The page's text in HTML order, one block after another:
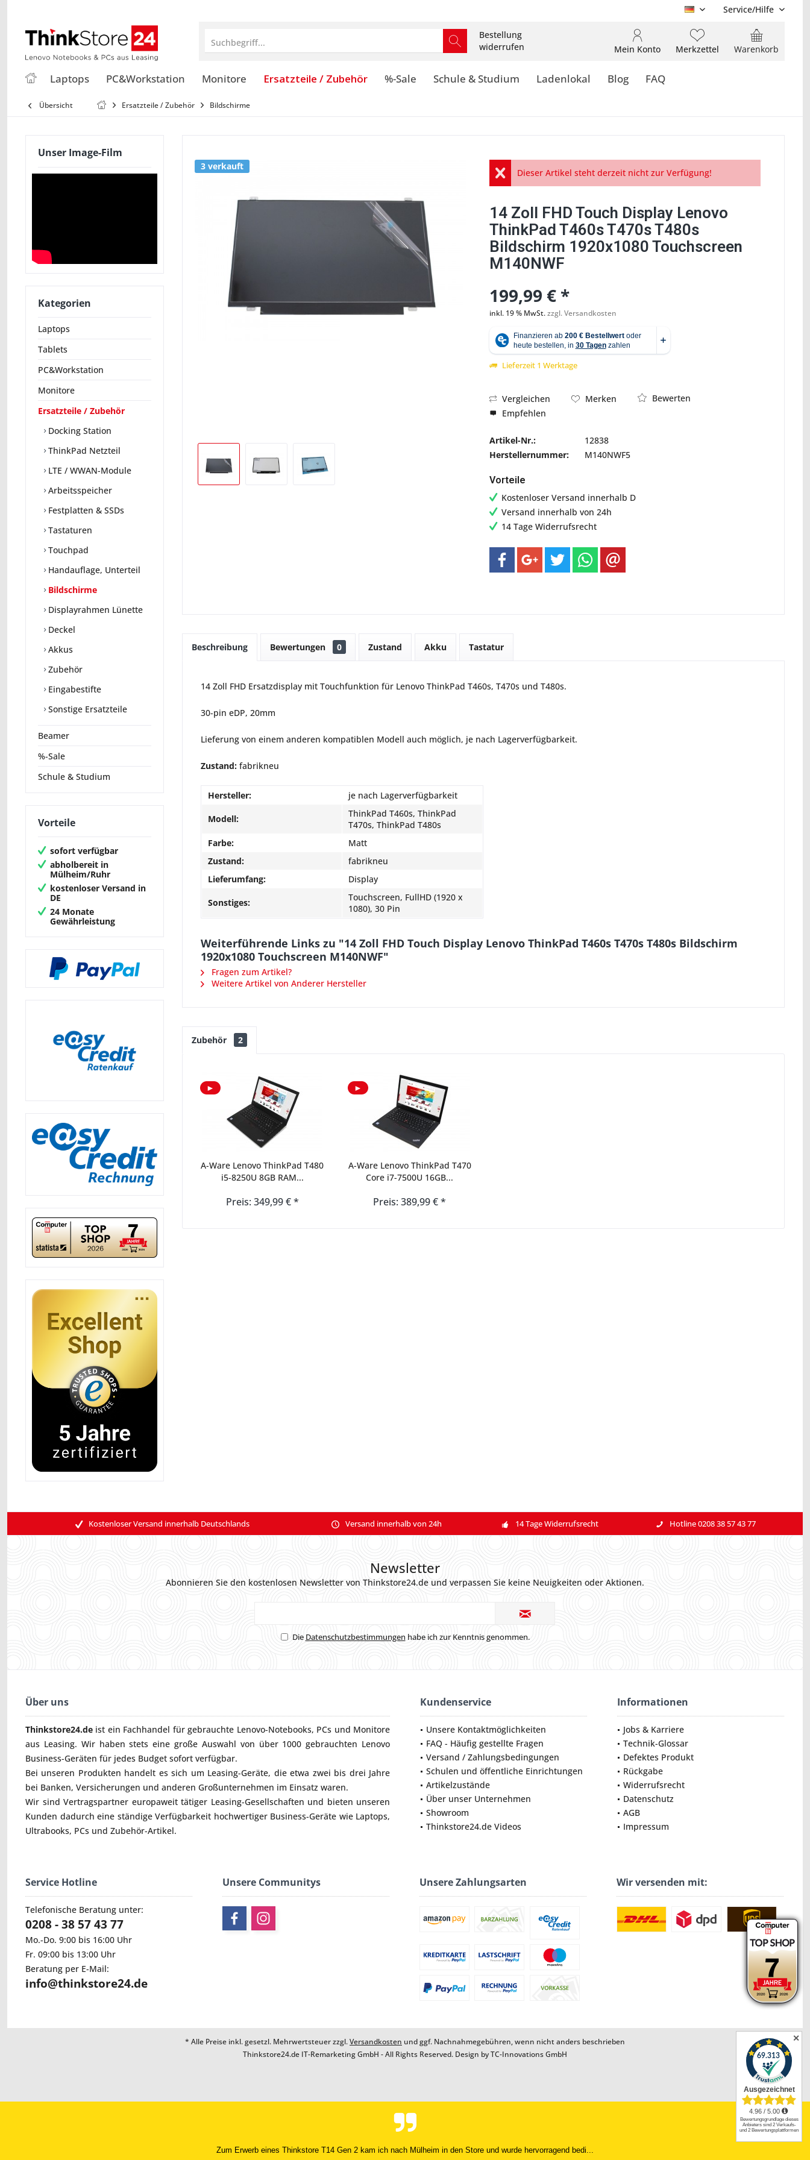
DE Service/Hilfe
Suchbegriff...
Bestellung
widerrufen
Warenkorb
Merkzettel
Mein Konto
Laptops PC&Workstation Monitore Ersatzteile / Zubehör %-Sale Schule & Studium Ladenlokal Blog FAQ
Übersicht Ersatzteile / Zubehör Bildschirme
Unser Image-Film
Kategorien
Laptops
Tablets
PC&Workstation
Monitore
Ersatzteile / Zubehör
Docking Station
ThinkPad Netzteil
LTE / WWAN-Module
Arbeitsspeicher
Festplatten & SSDs
Tastaturen
Touchpad
Handauflage, Unterteil
Bildschirme
Displayrahmen Lünette
Deckel
Akkus
Zubehör
Eingabestifte
Sonstige Ersatzteile
Beamer
%-Sale
Schule & Studium
Vorteile
sofort verfügbar
abholbereit in
Mülheim/Ruhr
kostenloser Versand in
DE
24 Monate
Gewährleistung
3 verkauft
Abbildung ähnlich
Dieser Artikel steht derzeit nicht zur Verfügung!
14 Zoll FHD Touch Display Lenovo
ThinkPad T460s T470s T480s
Bildschirm 1920x1080 Touchscreen
M140NWF
199,99 € *
inkl. 19 % MwSt.zzgl. Versandkosten
Lieferzeit 1 Werktage
Vergleichen Merken
Bewerten
Empfehlen
Artikel-Nr.:
12838
Herstellernummer:
M140NWF5
Vorteile
Kostenloser Versand innerhalb D
Versand innerhalb von 24h
14 Tage Widerrufsrecht
Beschreibung Bewertungen 0 Zustand Akku Tastatur
14 Zoll FHD Ersatzdisplay mit Touchfunktion für Lenovo ThinkPad T460s, T470s und T480s.
30-pin eDP, 20mm
Lieferung von einem anderen kompatiblen Modell auch möglich, je nach Lagerverfügbarkeit.
Zustand: fabrikneu
Hersteller: je nach Lagerverfügbarkeit
Modell:
ThinkPad T460s, ThinkPad
T470s, ThinkPad T480s
Farbe:
Matt
Zustand:
fabrikneu
Lieferumfang:
Display
Sonstiges:
Touchscreen, FullHD (1920 x
1080), 30 Pin
Weiterführende Links zu "14 Zoll FHD Touch Display Lenovo ThinkPad T460s T470s T480s Bildschirm
1920x1080 Touchscreen M140NWF"
Fragen zum Artikel?
Weitere Artikel von Anderer Hersteller
Zubehör 2
►
A-Ware Lenovo ThinkPad T480
i5-8250U 8GB RAM...
Preis: 349,99 € *
►
A-Ware Lenovo ThinkPad T470
Core i7-7500U 16GB...
Preis: 389,99 € *
Kostenloser Versand innerhalb Deutschlands Versand innerhalb von 24h 14 Tage Widerrufsrecht Hotline 0208 38 57 43 77
Newsletter
Abonnieren Sie den kostenlosen Newsletter von Thinkstore24.de und verpassen Sie keine Neuigkeiten oder Aktionen.
Die Datenschutzbestimmungen habe ich zur Kenntnis genommen.
Über uns
Thinkstore24.de ist ein Fachhandel für gebrauchte Lenovo-Notebooks, PCs und Monitore
aus Leasing. Wir haben stets eine große Auswahl von über 1000 gebrauchten Lenovo
Business-Geräten für jedes Budget sofort verfügbar.
Bei unseren Produkten handelt es sich um Leasing-Geräte, die etwa zwei bis drei Jahre
bei Banken, Versicherungen und anderen Großunternehmen im Einsatz waren.
Wir sind Vertragspartner europaweit tätiger Leasing-Gesellschaften und bieten unseren
Kunden dadurch eine ständige Verfügbarkeit hochwertiger Business-Geräte wie Laptops,
Ultrabooks, PCs und Zubehör-Artikel.
Kundenservice
Unsere Kontaktmöglichkeiten
FAQ - Häufig gestellte Fragen
Versand / Zahlungsbedingungen
Schulen und öffentliche Einrichtungen
Artikelzustände
Über unser Unternehmen
Showroom
Thinkstore24.de Videos
Informationen
Jobs & Karriere
Technik-Glossar
Defektes Produkt
Rückgabe
Widerrufsrecht
Datenschutz
AGB
Impressum
Service Hotline
Telefonische Beratung unter:
0208 - 38 57 43 77
Mo.-Do. 9:00 bis 16:00 Uhr
Fr. 09:00 bis 13:00 Uhr
Beratung per E-Mail:
info@thinkstore24.de
Unsere Communitys Unsere Zahlungsarten Wir versenden mit:
* Alle Preise inkl. gesetzl. Mehrwertsteuer zzgl.Versandkosten und ggf. Nachnahmegebühren, wenn nicht anders beschrieben
Thinkstore24.de IT-Remarketing GmbH - All Rights Reserved. Design byTC-Innovations GmbH
Alles super, guter Telefonsupport, Gerät kam umgehend und super verpackt an.
✕